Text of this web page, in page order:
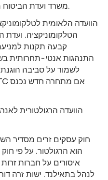
משרד ועדת הביטוח מסדיר את עסקי הביטוח.
הוועדה הלאומית
הטלקומוניקציה. ועדת
קבעה תקנות
התנהגות אנטי-תחרותית
לשמור על סביבה הוגנת
הוועדה הרגולטורית
חוק עסקים זרים מסדיר
הוא הרגולטור. על פי
איסורים על חברות
לנהל בתאילנד. ישות זרה